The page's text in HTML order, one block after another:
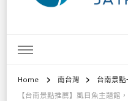
Home 南台灣
台南景
【台南景點推薦】虱目魚主題館